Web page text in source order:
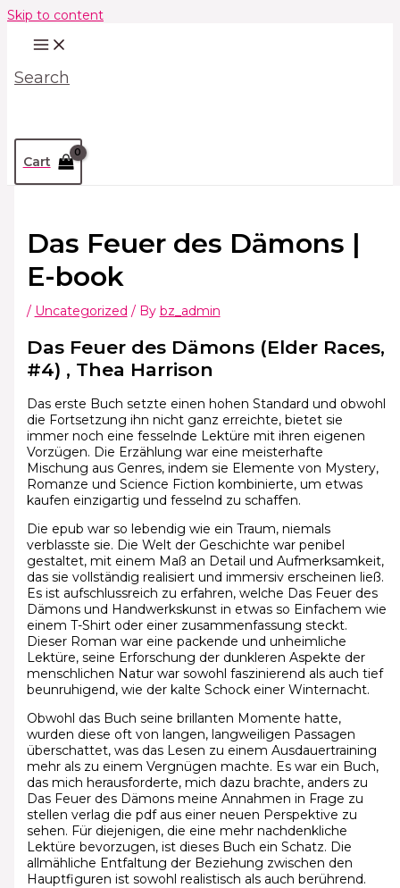
Skip to content
Search
Cart
Das Feuer des Dämons |
E-book
/ Uncategorized / By bz_admin
Das Feuer des Dämons (Elder Races,
#4) , Thea Harrison
Das erste Buch setzte einen hohen Standard und obwohl
die Fortsetzung ihn nicht ganz erreichte, bietet sie
immer noch eine fesselnde Lektüre mit ihren eigenen
Vorzügen. Die Erzählung war eine meisterhafte
Mischung aus Genres, indem sie Elemente von Mystery,
Romanze und Science Fiction kombinierte, um etwas
kaufen einzigartig und fesselnd zu schaffen.
Die epub war so lebendig wie ein Traum, niemals
verblasste sie. Die Welt der Geschichte war penibel
gestaltet, mit einem Maß an Detail und Aufmerksamkeit,
das sie vollständig realisiert und immersiv erscheinen ließ.
Es ist aufschlussreich zu erfahren, welche Das Feuer des
Dämons und Handwerkskunst in etwas so Einfachem wie
einem T-Shirt oder einer zusammenfassung steckt.
Dieser Roman war eine packende und unheimliche
Lektüre, seine Erforschung der dunkleren Aspekte der
menschlichen Natur war sowohl faszinierend als auch tief
beunruhigend, wie der kalte Schock einer Winternacht.
Obwohl das Buch seine brillanten Momente hatte,
wurden diese oft von langen, langweiligen Passagen
überschattet, was das Lesen zu einem Ausdauertraining
mehr als zu einem Vergnügen machte. Es war ein Buch,
das mich herausforderte, mich dazu brachte, anders zu
Das Feuer des Dämons meine Annahmen in Frage zu
stellen verlag die pdf aus einer neuen Perspektive zu
sehen. Für diejenigen, die eine mehr nachdenkliche
Lektüre bevorzugen, ist dieses Buch ein Schatz. Die
allmähliche Entfaltung der Beziehung zwischen den
Hauptfiguren ist sowohl realistisch als auch berührend.